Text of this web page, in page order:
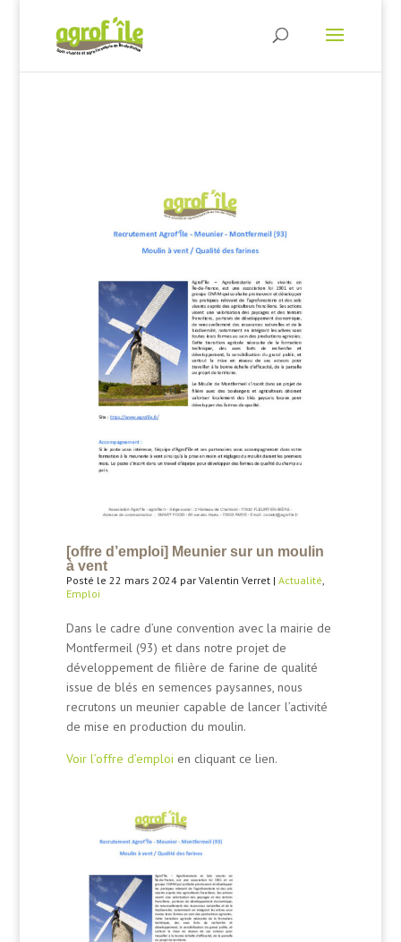
[offre d’emploi] Meunier sur un moulin
à vent
Posté le 22 mars 2024 par Valentin Verret |Actualité,
Emploi
Dans le cadre d’une convention avec la mairie de
Montfermeil (93) et dans notre projet de
développement de filière de farine de qualité
issue de blés en semences paysannes, nous
recrutons un meunier capable de lancer l’activité
de mise en production du moulin.
Voir l’offre d’emploi en cliquant ce lien.